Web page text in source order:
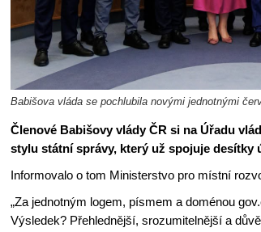
Babišova vláda se pochlubila novými jednotnými
Členové Babišovy vlády ČR si na Úřadu
stylu státní správy, který už spojuje
Informovalo o tom Ministerstvo pro místní
„Za jednotným logem, písmem a doménou
Výsledek? Přehlednější, srozumitelnější a